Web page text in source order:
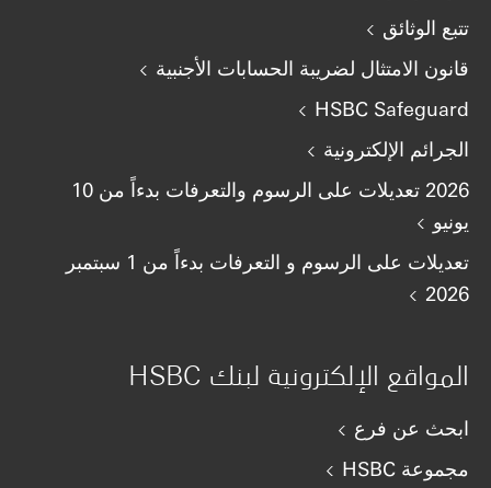
تتبع الوثائق
قانون الامتثال لضريبة الحسابات الأجنبية
HSBC Safeguard
الجرائم الإلكترونية
2026 تعديلات على الرسوم والتعرفات بدءاً من 10
يونيو
تعديلات على الرسوم و التعرفات بدءاً من 1 سبتمبر
2026
المواقع الإلكترونية لبنك HSBC
ابحث عن فرع
مجموعة HSBC